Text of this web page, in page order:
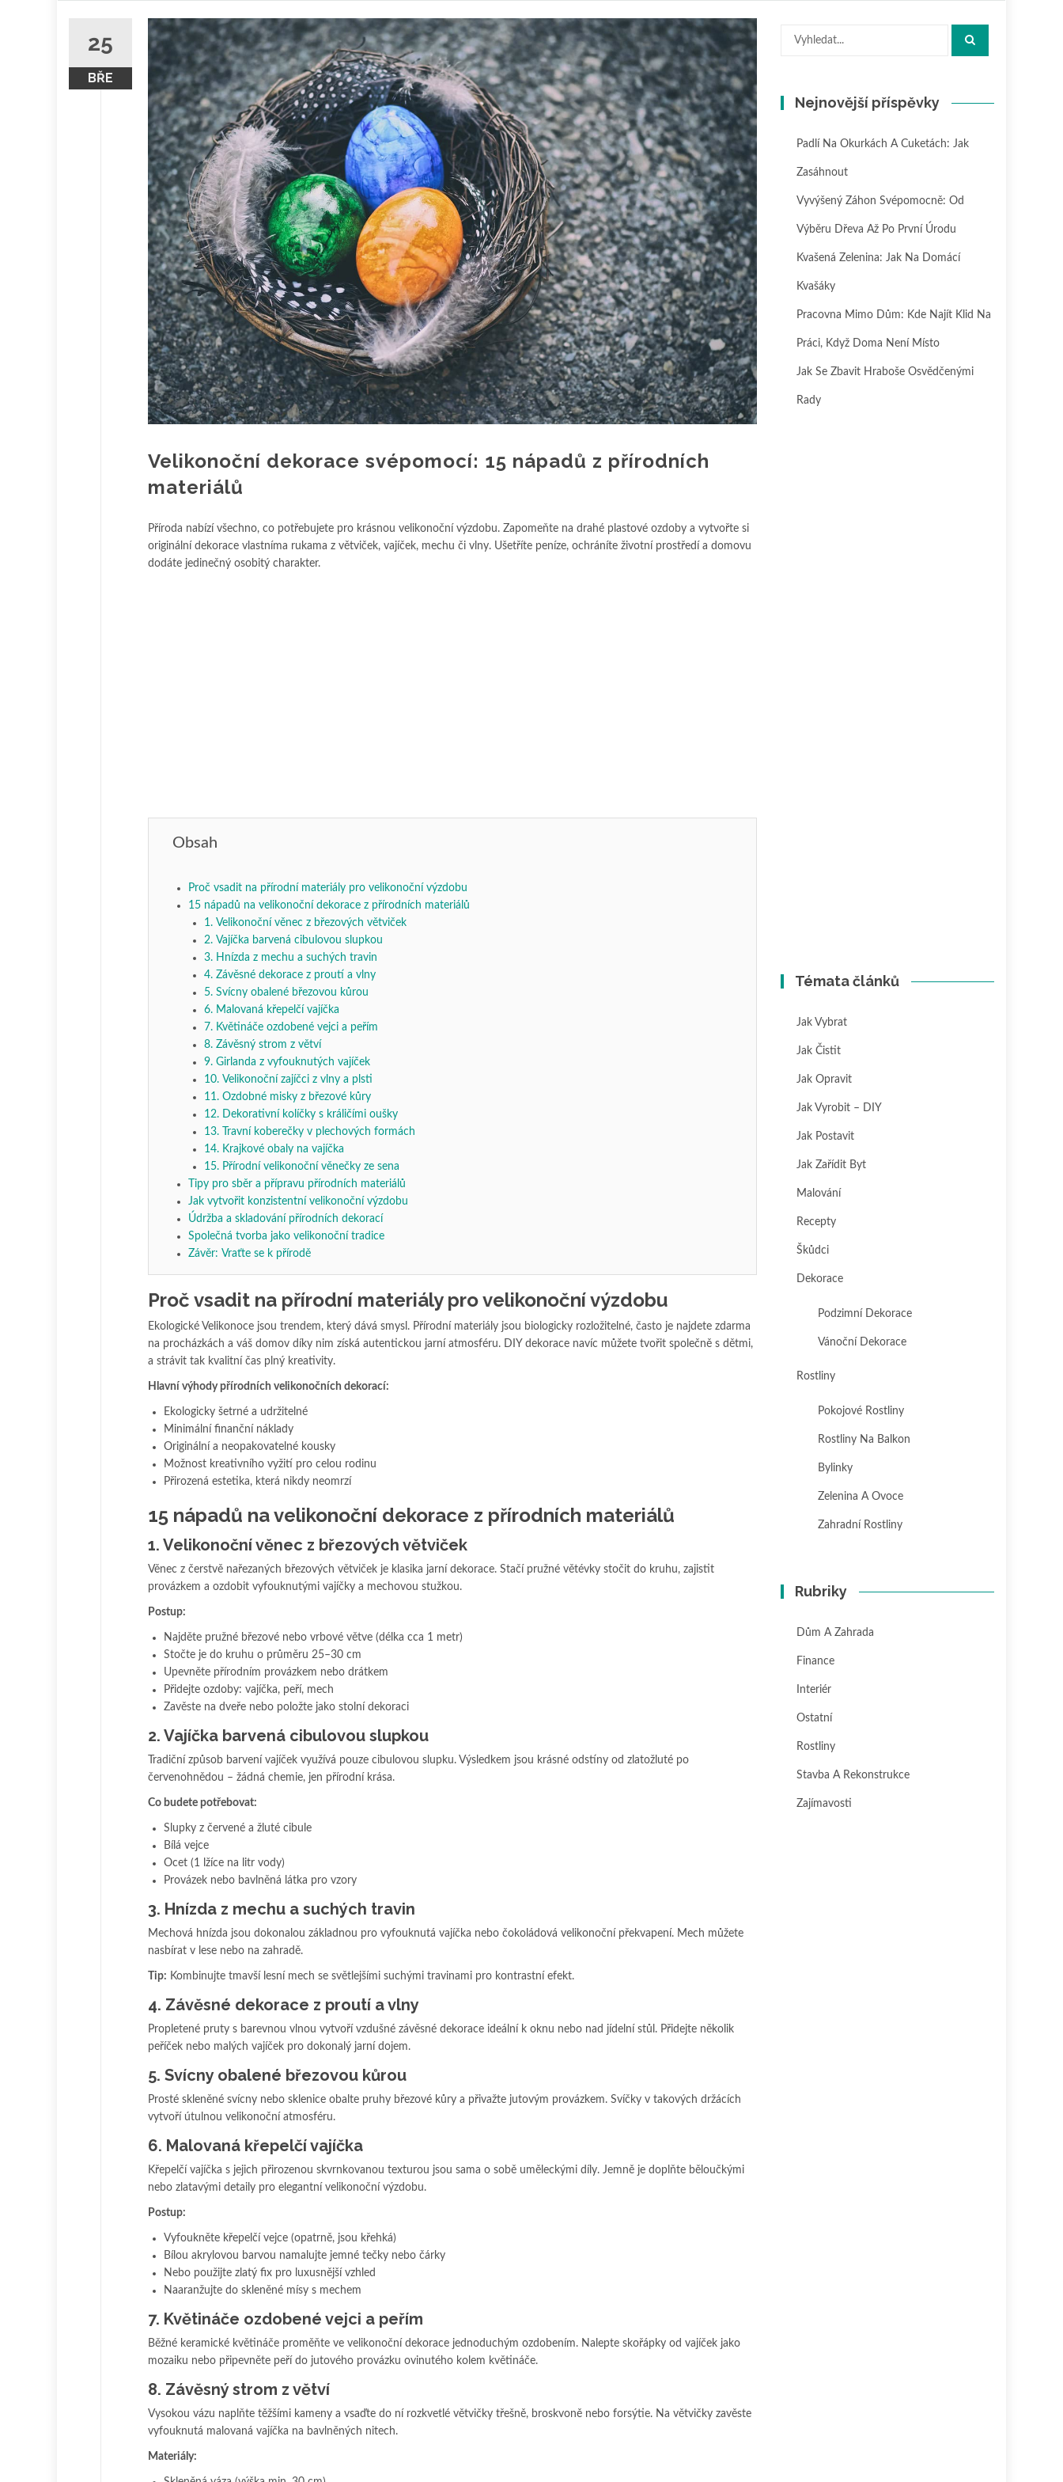
25
BŘE
Velikonoční dekorace svépomocí: 15 nápadů z přírodních
materiálů
Příroda nabízí všechno, co potřebujete pro krásnou velikonoční výzdobu. Zapomeňte na drahé plastové ozdoby a vytvořte si
originální dekorace vlastníma rukama z větviček, vajíček, mechu či vlny. Ušetříte peníze, ochráníte životní prostředí a domovu
dodáte jedinečný osobitý charakter.
Obsah
Proč vsadit na přírodní materiály pro velikonoční výzdobu
15 nápadů na velikonoční dekorace z přírodních materiálů
1. Velikonoční věnec z březových větviček
2. Vajíčka barvená cibulovou slupkou
3. Hnízda z mechu a suchých travin
4. Závěsné dekorace z proutí a vlny
5. Svícny obalené březovou kůrou
6. Malovaná křepelčí vajíčka
7. Květináče ozdobené vejci a peřím
8. Závěsný strom z větví
9. Girlanda z vyfouknutých vajíček
10. Velikonoční zajíčci z vlny a plsti
11. Ozdobné misky z březové kůry
12. Dekorativní kolíčky s králičími oušky
13. Travní koberečky v plechových formách
14. Krajkové obaly na vajíčka
15. Přírodní velikonoční věnečky ze sena
Tipy pro sběr a přípravu přírodních materiálů
Jak vytvořit konzistentní velikonoční výzdobu
Údržba a skladování přírodních dekorací
Společná tvorba jako velikonoční tradice
Závěr: Vraťte se k přírodě
Proč vsadit na přírodní materiály pro velikonoční výzdobu
Ekologické Velikonoce jsou trendem, který dává smysl. Přírodní materiály jsou biologicky rozložitelné, často je najdete zdarma
na procházkách a váš domov díky nim získá autentickou jarní atmosféru. DIY dekorace navíc můžete tvořit společně s dětmi,
a strávit tak kvalitní čas plný kreativity.
Hlavní výhody přírodních velikonočních dekorací:
Ekologicky šetrné a udržitelné
Minimální finanční náklady
Originální a neopakovatelné kousky
Možnost kreativního vyžití pro celou rodinu
Přirozená estetika, která nikdy neomrzí
15 nápadů na velikonoční dekorace z přírodních materiálů
1. Velikonoční věnec z březových větviček
Věnec z čerstvě nařezaných březových větviček je klasika jarní dekorace. Stačí pružné větévky stočit do kruhu, zajistit
provázkem a ozdobit vyfouknutými vajíčky a mechovou stužkou.
Postup:
Najděte pružné březové nebo vrbové větve (délka cca 1 metr)
Stočte je do kruhu o průměru 25–30 cm
Upevněte přírodním provázkem nebo drátkem
Přidejte ozdoby: vajíčka, peří, mech
Zavěste na dveře nebo položte jako stolní dekoraci
2. Vajíčka barvená cibulovou slupkou
Tradiční způsob barvení vajíček využívá pouze cibulovou slupku. Výsledkem jsou krásné odstíny od zlatožluté po
červenohnědou – žádná chemie, jen přírodní krása.
Co budete potřebovat:
Slupky z červené a žluté cibule
Bílá vejce
Ocet (1 lžíce na litr vody)
Provázek nebo bavlněná látka pro vzory
3. Hnízda z mechu a suchých travin
Mechová hnízda jsou dokonalou základnou pro vyfouknutá vajíčka nebo čokoládová velikonoční překvapení. Mech můžete
nasbírat v lese nebo na zahradě.
Tip: Kombinujte tmavší lesní mech se světlejšími suchými travinami pro kontrastní efekt.
4. Závěsné dekorace z proutí a vlny
Propletené pruty s barevnou vlnou vytvoří vzdušné závěsné dekorace ideální k oknu nebo nad jídelní stůl. Přidejte několik
peříček nebo malých vajíček pro dokonalý jarní dojem.
5. Svícny obalené březovou kůrou
Prosté skleněné svícny nebo sklenice obalte pruhy březové kůry a přivažte jutovým provázkem. Svíčky v takových držácích
vytvoří útulnou velikonoční atmosféru.
6. Malovaná křepelčí vajíčka
Křepelčí vajíčka s jejich přirozenou skvrnkovanou texturou jsou sama o sobě uměleckými díly. Jemně je doplňte běloučkými
nebo zlatavými detaily pro elegantní velikonoční výzdobu.
Postup:
Vyfoukněte křepelčí vejce (opatrně, jsou křehká)
Bílou akrylovou barvou namalujte jemné tečky nebo čárky
Nebo použijte zlatý fix pro luxusnější vzhled
Naaranžujte do skleněné mísy s mechem
7. Květináče ozdobené vejci a peřím
Běžné keramické květináče proměňte ve velikonoční dekorace jednoduchým ozdobením. Nalepte skořápky od vajíček jako
mozaiku nebo připevněte peří do jutového provázku ovinutého kolem květináče.
8. Závěsný strom z větví
Vysokou vázu naplňte těžšími kameny a vsaďte do ní rozkvetlé větvičky třešně, broskvoně nebo forsýtie. Na větvičky zavěste
vyfouknutá malovaná vajíčka na bavlněných nitech.
Materiály:
Hledat:
Nejnovější příspěvky
Padlí Na Okurkách A Cuketách: Jak
Zasáhnout
Vyvýšený Záhon Svépomocně: Od
Výběru Dřeva Až Po První Úrodu
Kvašená Zelenina: Jak Na Domácí
Kvašáky
Pracovna Mimo Dům: Kde Najít Klid Na
Práci, Když Doma Není Místo
Jak Se Zbavit Hraboše Osvědčenými
Rady
Témata článků
Jak Vybrat
Jak Čistit
Jak Opravit
Jak Vyrobit – DIY
Jak Postavit
Jak Zařídit Byt
Malování
Recepty
Škůdci
Dekorace
Podzimní Dekorace
Vánoční Dekorace
Rostliny
Pokojové Rostliny
Rostliny Na Balkon
Bylinky
Zelenina A Ovoce
Zahradní Rostliny
Rubriky
Dům A Zahrada
Finance
Interiér
Ostatní
Rostliny
Stavba A Rekonstrukce
Zajímavosti